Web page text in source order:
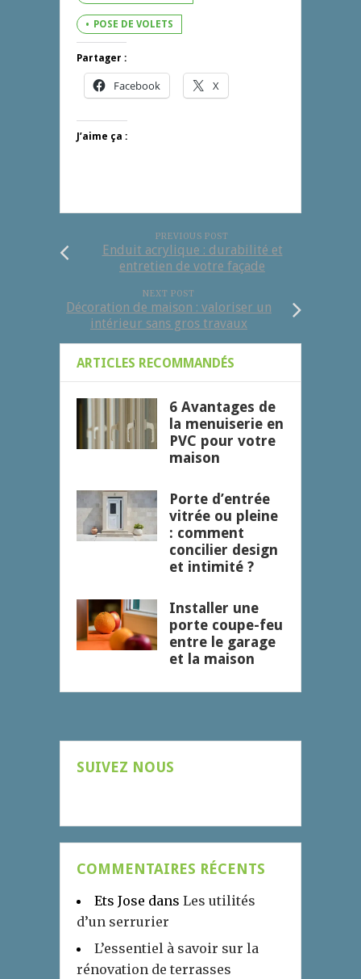
POSE DE VOLETS
Partager :
Facebook X
J’aime ça :
PREVIOUS POST
Enduit acrylique : durabilité et
entretien de votre façade
NEXT POST
Décoration de maison : valoriser un
intérieur sans gros travaux
ARTICLES RECOMMANDÉS
6 Avantages de
la menuiserie en
PVC pour votre
maison
Porte d’entrée
vitrée ou pleine
: comment
concilier design
et intimité ?
Installer une
porte coupe-feu
entre le garage
et la maison
SUIVEZ NOUS
COMMENTAIRES RÉCENTS
Ets Jose dans Les utilités
d’un serrurier
L’essentiel à savoir sur la
rénovation de terrasses